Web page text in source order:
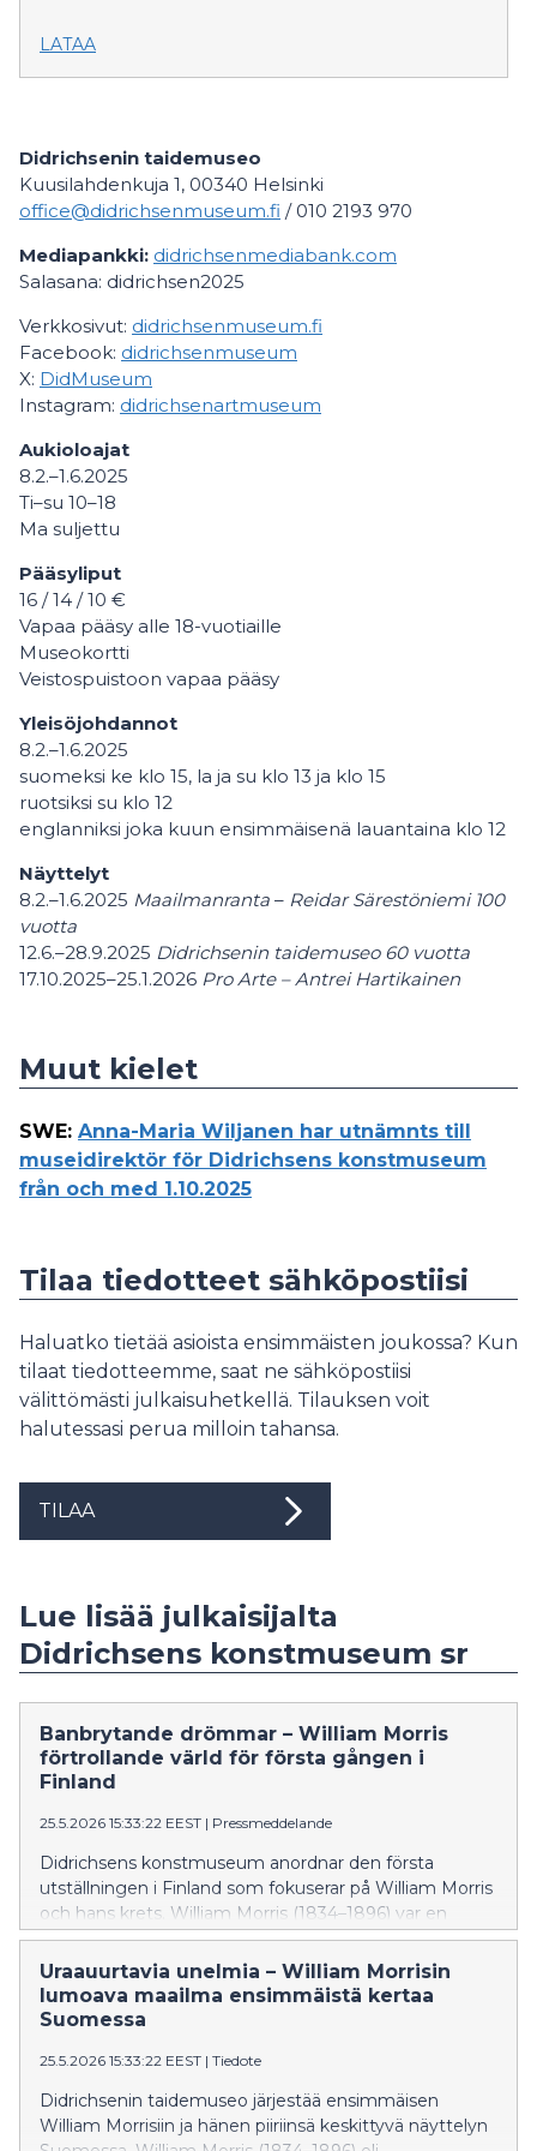
LATAA
Didrichsenin taidemuseo
Kuusilahdenkuja 1, 00340 Helsinki
office@didrichsenmuseum.fi / 010 2193 970
Mediapankki: didrichsenmediabank.com
Salasana: didrichsen2025
Verkkosivut: didrichsenmuseum.fi
Facebook: didrichsenmuseum
X: DidMuseum
Instagram: didrichsenartmuseum
Aukioloajat
8.2.–1.6.2025
Ti–su 10–18
Ma suljettu
Pääsyliput
16 / 14 / 10 €
Vapaa pääsy alle 18-vuotiaille
Museokortti
Veistospuistoon vapaa pääsy
Yleisöjohdannot
8.2.–1.6.2025
suomeksi ke klo 15, la ja su klo 13 ja klo 15
ruotsiksi su klo 12
englanniksi joka kuun ensimmäisenä lauantaina klo 12
Näyttelyt
8.2.–1.6.2025 Maailmanranta – Reidar Särestöniemi 100
vuotta
12.6.–28.9.2025 Didrichsenin taidemuseo 60 vuotta
17.10.2025–25.1.2026 Pro Arte – Antrei Hartikainen
Muut kielet
SWE: Anna-Maria Wiljanen har utnämnts till
museidirektör för Didrichsens konstmuseum
från och med 1.10.2025
Tilaa tiedotteet sähköpostiisi
Haluatko tietää asioista ensimmäisten joukossa? Kun
tilaat tiedotteemme, saat ne sähköpostiisi
välittömästi julkaisuhetkellä. Tilauksen voit
halutessasi perua milloin tahansa.
TILAA
Lue lisää julkaisijalta
Didrichsens konstmuseum sr
Banbrytande drömmar – William Morris
förtrollande värld för första gången i
Finland
25.5.2026 15:33:22 EEST | Pressmeddelande
Didrichsens konstmuseum anordnar den första
utställningen i Finland som fokuserar på William Morris
och hans krets. William Morris (1834–1896) var en
engelsk konstnär, formgivare, författare, socialist,
affärsman och grundare av ett tryckeri. I hans
tänkande flätas riddarromantik, vardagens skönhet
och rätten till meningsfullt arbete samman. Hans
formgivning och konsthantverk är obestridlig.
Utställningen är öppen 29 maj–30 augusti 2026.
Uraauurtavia unelmia – William Morrisin
lumoava maailma ensimmäistä kertaa
Suomessa
25.5.2026 15:33:22 EEST | Tiedote
Didrichsenin taidemuseo järjestää ensimmäisen
William Morrisiin ja hänen piiriinsä keskittyvä näyttelyn